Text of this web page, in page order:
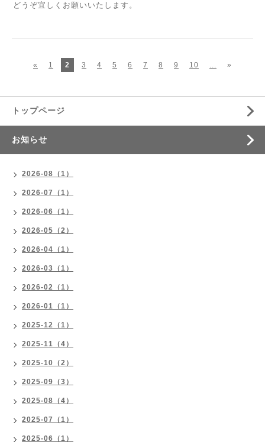
どうぞ宜しくお願いいたします。
« 1 2 3 4 5 6 7 8 9 10 ... »
トップページ
お知らせ
2026-08（1）
2026-07（1）
2026-06（1）
2026-05（2）
2026-04（1）
2026-03（1）
2026-02（1）
2026-01（1）
2025-12（1）
2025-11（4）
2025-10（2）
2025-09（3）
2025-08（4）
2025-07（1）
2025-06（1）